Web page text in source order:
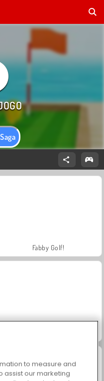
Fabby Golf!
to measure and
assist our marketing